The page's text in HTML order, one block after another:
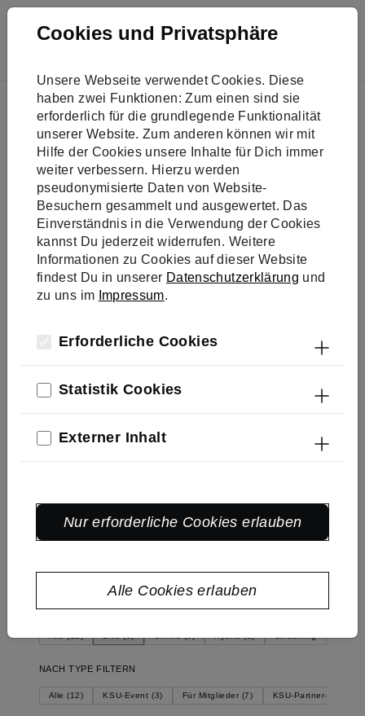
Skip to main navigation
Skip to main content
Skip to page footer
You are here:
Veranstaltungen
Treffpunkt für
Wissen und
Vernetzung
Eine Plattform für Begegnung,
Sie unsere Veranstaltungen rund
um die 3K: Klimaschutz,
Kreislaufwirtschaft und
NACH FORMAT FILTERN
NACH TYPE FILTERN
Alle (12) KSU-Event (3) Für Mitglieder (7) KSU-Partner-Event
Cookies und Privatsphäre
Unsere Webseite verwendet Cookies. Diese
haben zwei Funktionen: Zum einen sind sie
erforderlich für die grundlegende Funktionalität
unserer Website. Zum anderen können wir mit
Hilfe der Cookies unsere Inhalte für Dich immer
weiter verbessern. Hierzu werden
pseudonymisierte Daten von Website-
Besuchern gesammelt und ausgewertet. Das
Einverständnis in die Verwendung der Cookies
kannst Du jederzeit widerrufen. Weitere
Informationen zu Cookies auf dieser Website
findest Du in unserer Datenschutzerklärung und
zu uns im Impressum.
Erforderliche Cookies
Statistik Cookies
Externer Inhalt
Nur erforderliche Cookies erlauben
Alle Cookies erlauben